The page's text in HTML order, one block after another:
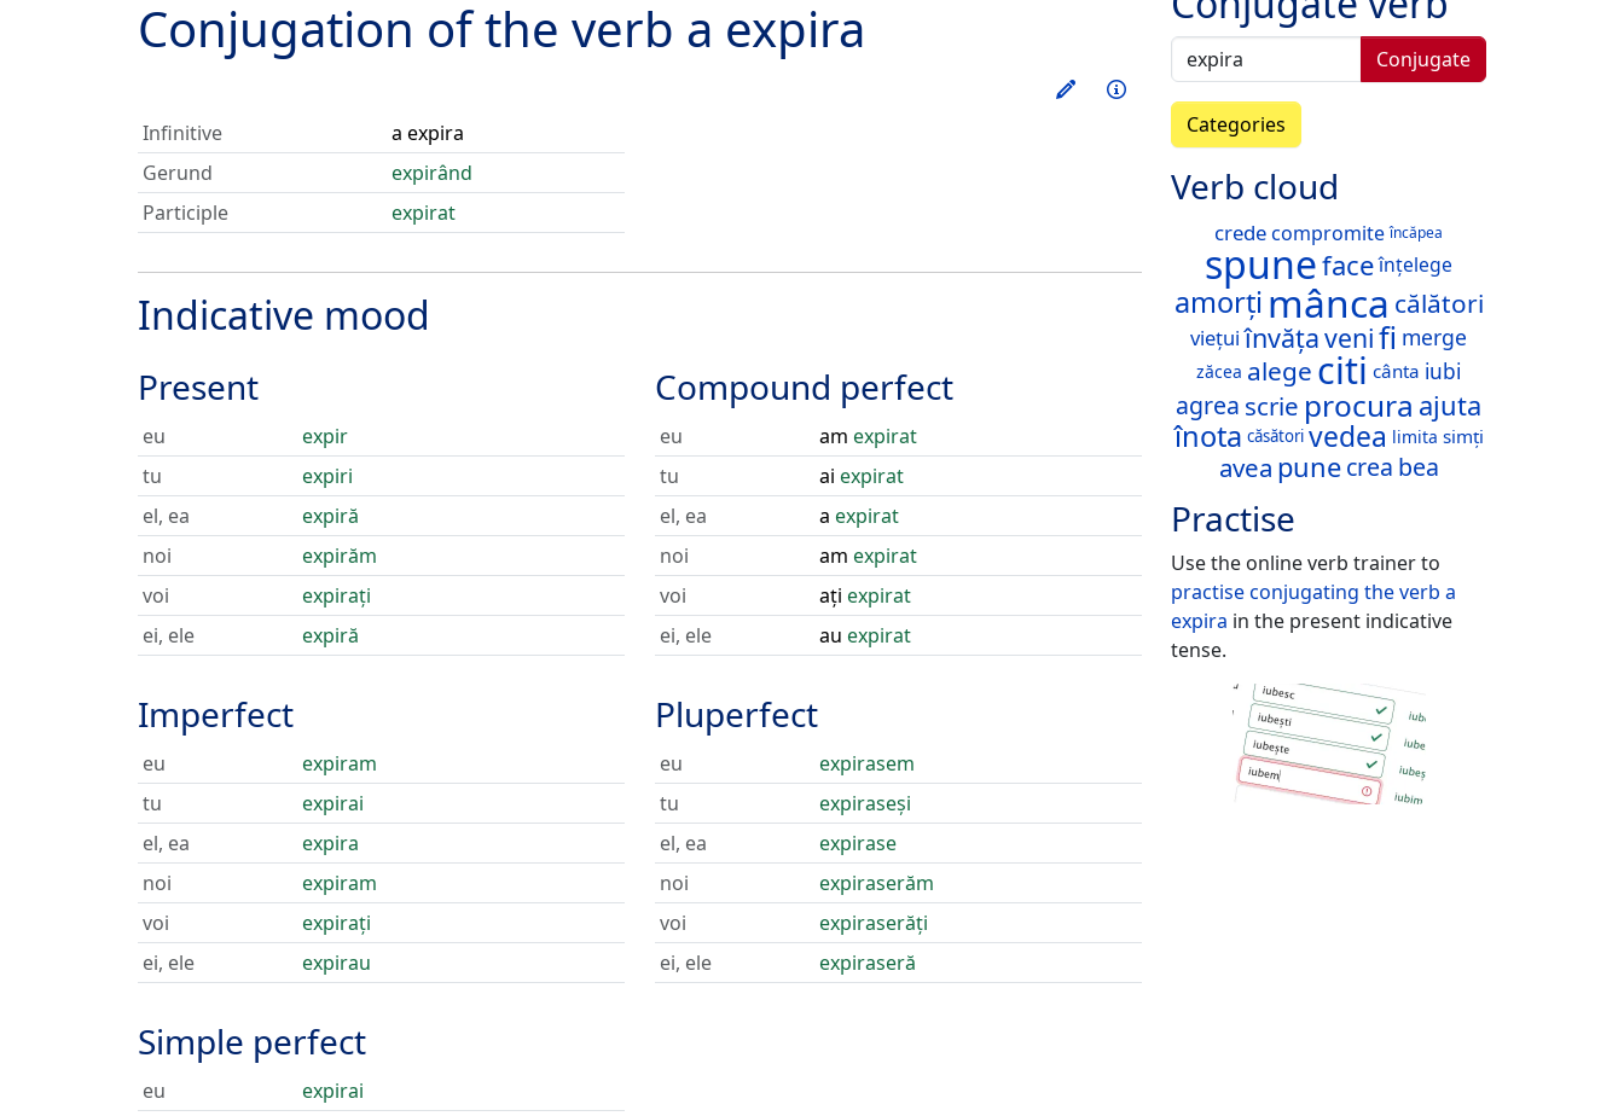
Conjugation of the verb a expira
Train this verb
Info
Infinitive
a expira
Gerund
expirând
Participle
expirat
Indicative mood
Present
eu
expir
tu
expiri
el, ea
expiră
noi
expirăm
voi
expirați
ei, ele
expiră
Imperfect
eu
expiram
tu
expirai
el, ea
expira
noi
expiram
voi
expirați
ei, ele
expirau
Simple perfect
eu
expirai
Compound perfect
eu am expirat
tu
ai expirat
el, ea
a expirat
noi
am expirat
voi
ați expirat
ei, ele
au expirat
Pluperfect
eu
expirasem
tu
expiraseși
el, ea
expirase
noi
expiraserăm
voi
expiraserăți
ei, ele
expiraseră
Conjugate
Categories
Verb cloud
credecompromite încăpea
spunefaceînțelege
amorți mânca călători
viețui învățavenifi merge
zăcea alege citi cânta iubi
agrea scrie procura ajuta
înota căsători vedea limita simți
avea pune crea bea
Practise
Use the online verb trainer to
practise conjugating the verb a
expira in the present indicative
tense.